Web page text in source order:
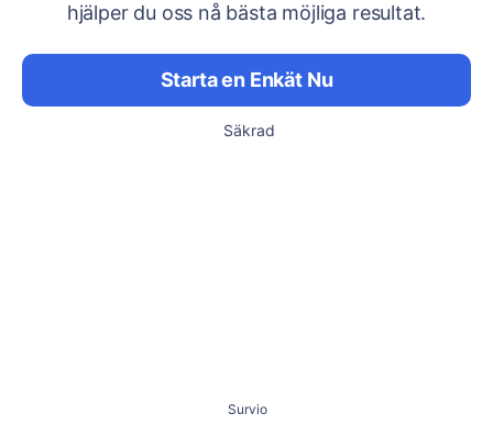
hjälper du oss nå bästa möjliga resultat.
Starta en Enkät Nu
Säkrad
Survio